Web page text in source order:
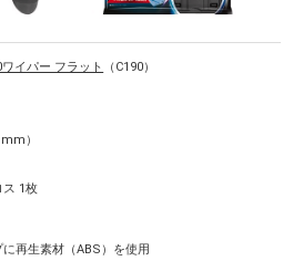
イパー フラット
（C190）
）
ス 1枚
再生素材（ABS）を使用